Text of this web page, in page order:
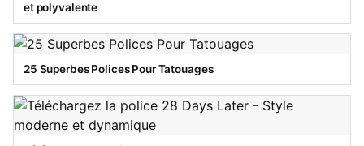
et polyvalente
25 Superbes Polices Pour Tatouages